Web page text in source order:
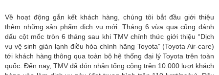
Về hoạt động gắn kết khách hàng, chúng tôi bắt đầu giới thiệu
thêm những sản phẩm dịch vụ mới. Tháng 6 vừa qua cũng đánh
dấu cột mốc tròn 6 tháng sau khi TMV chính thức giới thiệu “Dịch
vụ vệ sinh giàn lạnh điều hòa chính hãng Toyota” (Toyota Air-care)
tới khách hàng thông qua toàn bộ hệ thống đại lý Toyota trên toàn
quốc. Đến nay, TMV đã đón nhận tổng cộng trên 10.000 lượt khách